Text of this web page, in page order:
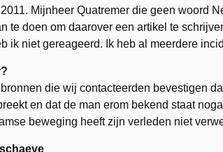
Mijnheer Quatremer die geen woord
te doen om daarover een artikel te
ik niet gereageerd. Ik heb al meerdere
die wij contacteerden bevestigen
en dat de man erom bekend staat
beweging heeft zijn verleden niet